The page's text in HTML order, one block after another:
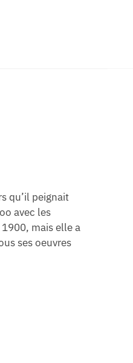
qu’il peignait
avec les
mais elle a
ses oeuvres